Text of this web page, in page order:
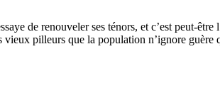
de renouveler ses ténors, et c’est peut-être
vieux pilleurs que la population n’ignore